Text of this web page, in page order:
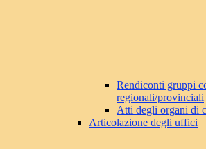
Rendiconti gruppi
regionali/provinciali
Atti degli organi di
Articolazione degli uffici